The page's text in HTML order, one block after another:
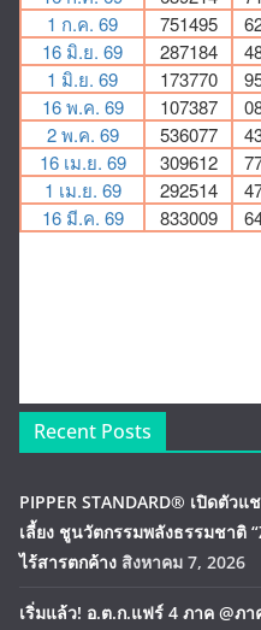
Recent Posts
PIPPER STANDARD® เปิดตั
เลี้ยง ชูนวัตกรรมพลังธรรมชาติ
ไร้สารตกค้าง สิงหาคม 7, 2026
เริ่มแล้ว! อ.ต.ก.แฟร์ 4 ภาค @ภ